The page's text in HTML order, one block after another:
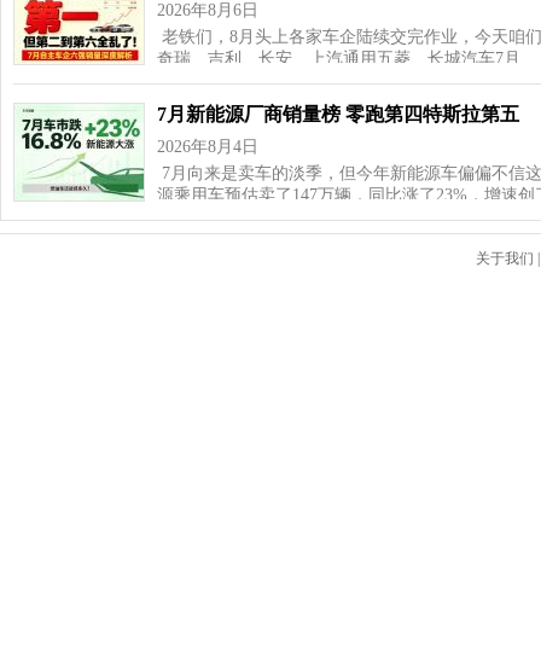
2026年8月6日
老铁们，8月头上各家车企陆续交完作业，今天
奇瑞、吉利、长安、上汽通用五菱、长城汽车7月…
7月新能源厂商销量榜 零跑第四特斯拉第五
2026年8月4日
7月向来是卖车的淡季，但今年新能源车偏偏不信
源乘用车预估卖了147万辆，同比涨了23%，增速
关于我们